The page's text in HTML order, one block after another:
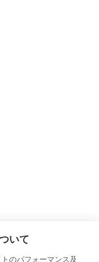
いて
のパフォーマンス及